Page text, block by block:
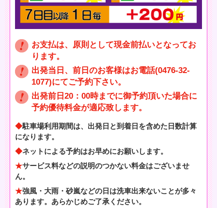
お支払は、原則として現金前払いとなってお
ります。
出発当日、前日のお客様はお電話(0476-32-
1077)にてご予約下さい。
出発前日20：00時までに御予約頂いた場合に
予約優待料金が適応致します。
駐車場利用期間は、出発日と到着日を含めた日数計算
になります。
ネットによる予約はお早めにお願いします。
サービス料などの説明のつかない料金はございませ
ん。
強風・大雨・砂嵐などの日は洗車出来ないことが多々
あります。あらかじめご了承ください。